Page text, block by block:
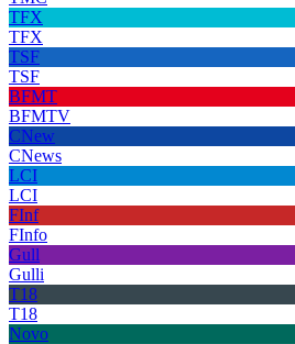
TFX
TFX
TSF
TSF
BFMT
BFMTV
CNew
CNews
LCI
LCI
FInf
FInfo
Gull
Gulli
T18
T18
Novo